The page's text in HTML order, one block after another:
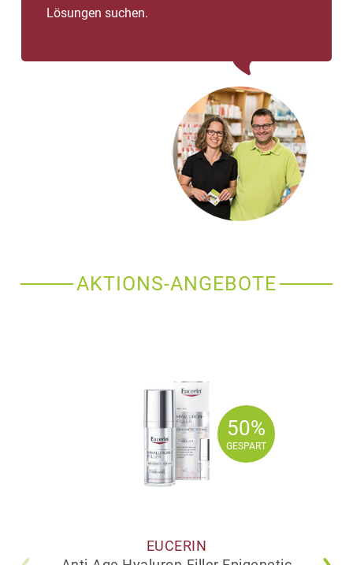
Lösungen suchen.
AKTIONS-ANGEBOTE
50%
GESPART
50%
GESPART
EUCERIN